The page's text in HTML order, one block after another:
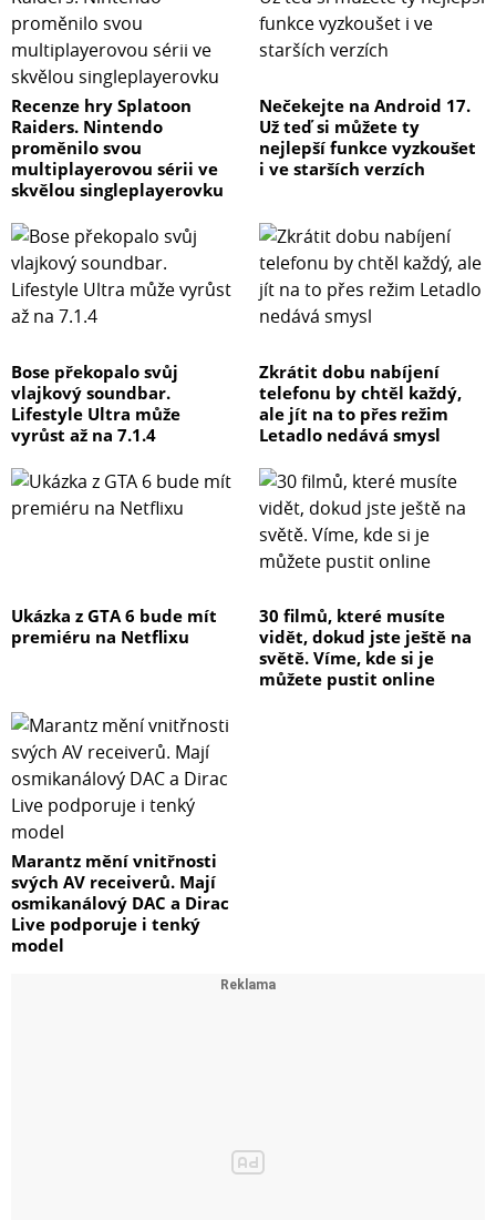
Recenze hry Splatoon
Raiders. Nintendo
proměnilo svou
multiplayerovou sérii ve
skvělou singleplayerovku
Nečekejte na Android 17.
Už teď si můžete ty
nejlepší funkce vyzkoušet
i ve starších verzích
Bose překopalo svůj
vlajkový soundbar.
Lifestyle Ultra může
vyrůst až na 7.1.4
Zkrátit dobu nabíjení
telefonu by chtěl každý,
ale jít na to přes režim
Letadlo nedává smysl
Ukázka z GTA 6 bude mít
premiéru na Netflixu
30 filmů, které musíte
vidět, dokud jste ještě na
světě. Víme, kde si je
můžete pustit online
Marantz mění vnitřnosti
svých AV receiverů. Mají
osmikanálový DAC a Dirac
Live podporuje i tenký
model